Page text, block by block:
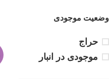
وضعیت موجودی
حراج
موجودی در انبار